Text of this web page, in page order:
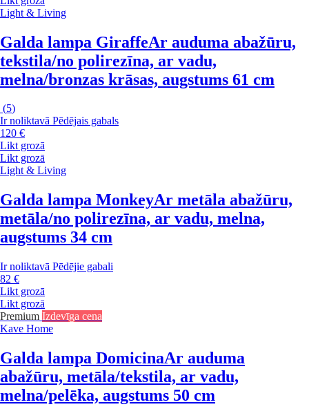
Light & Living
Galda lampa GiraffeAr auduma abažūru,
tekstila/no polirezīna, ar vadu,
melna/bronzas krāsas, augstums 61 cm
(5)
Ir noliktavā Pēdējais gabals
120 €
Likt grozā
Likt grozā
Light & Living
Galda lampa MonkeyAr metāla abažūru,
metāla/no polirezīna, ar vadu, melna,
augstums 34 cm
Ir noliktavā Pēdējie gabali
82 €
Likt grozā
Likt grozā
Premium Izdevīga cena
Kave Home
Galda lampa DomicinaAr auduma
abažūru, metāla/tekstila, ar vadu,
melna/pelēka, augstums 50 cm